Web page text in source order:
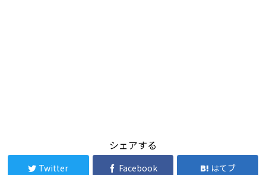
シェアする
Twitter Facebook はてブ